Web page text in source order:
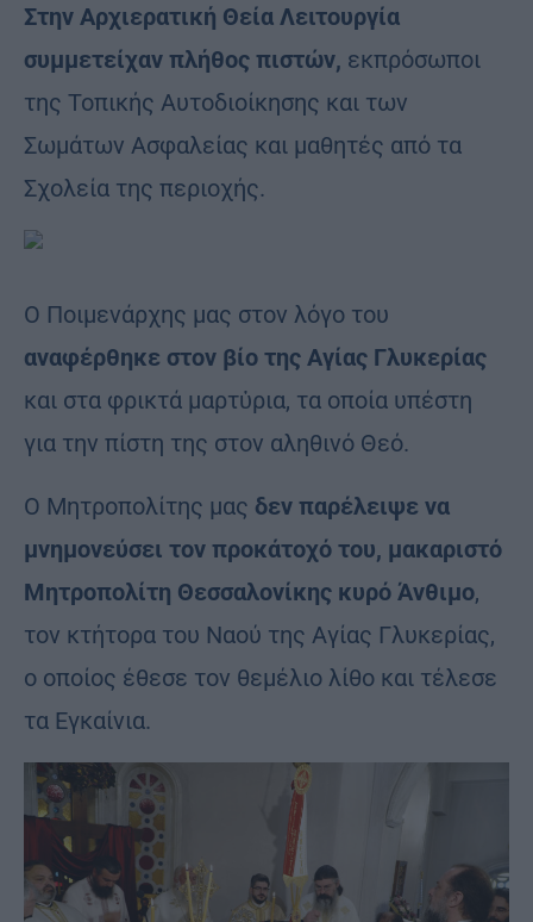
Στην Αρχιερατική Θεία Λειτουργία
συμμετείχαν πλήθος πιστών, εκπρόσωποι
της Τοπικής Αυτοδιοίκησης και των
Σωμάτων Ασφαλείας και μαθητές από τα
Σχολεία της περιοχής.
Ο Ποιμενάρχης μας στον λόγο του
αναφέρθηκε στον βίο της Αγίας Γλυκερίας
και στα φρικτά μαρτὐρια, τα οποία υπέστη
για την πίστη της στον αληθινό Θεό.
Ο Μητροπολίτης μας δεν παρέλειψε να
μνημονεύσει τον προκάτοχό του, μακαριστό
Μητροπολίτη Θεσσαλονίκης κυρό Άνθιμο,
τον κτήτορα του Ναού της Αγίας Γλυκερίας,
ο οποίος έθεσε τον θεμέλιο λίθο και τέλεσε
τα Εγκαίνια.